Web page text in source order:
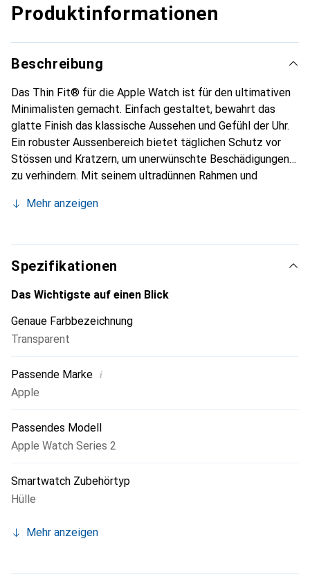
Produktinformationen
Beschreibung
Das Thin Fit® für die Apple Watch ist für den ultimativen
Minimalisten gemacht. Einfach gestaltet, bewahrt das
glatte Finish das klassische Aussehen und Gefühl der Uhr.
Ein robuster Aussenbereich bietet täglichen Schutz vor
Stössen und Kratzern, um unerwünschte Beschädigungen
zu verhindern. Mit seinem ultradünnen Rahmen und
vergessen, dass Sie überhaupt eine Hülle verwenden.
eleganten Thin Fit®. Kompatibel mit Apple Watch Series
SE 2 / SE / 6 / 5 / 4 (40 mm).
Mehr anzeigen
Spezifikationen
Das Wichtigste auf einen Blick
Genaue Farbbezeichnung
Transparent
Passende Marke i
Apple
Passendes Modell
Apple Watch Series 2
Smartwatch Zubehörtyp
Hülle
Mehr anzeigen